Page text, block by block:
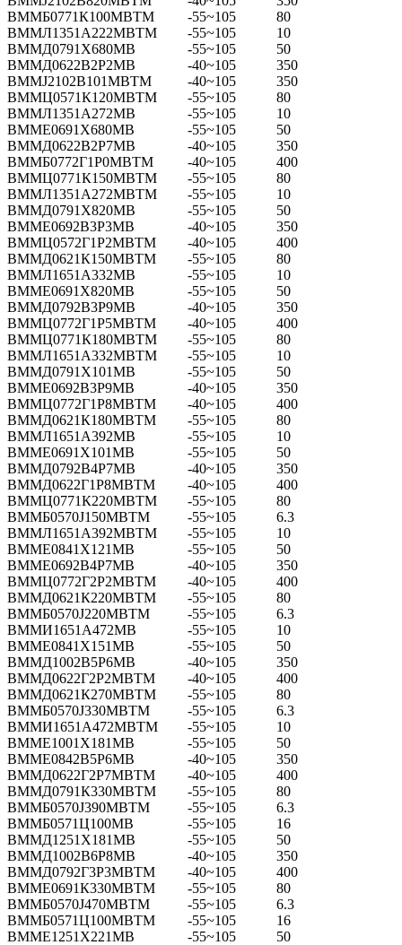
ВММБ0771К100МВТМ
-55~105
80
ВММЛ1351А222МВТМ
-55~105
10
ВММД0791Х680МВ
-55~105
50
ВММД0622В2Р2МВ
-40~105
350
ВММЈ2102В101МВТМ
-40~105
350
ВММЦ0571К120МВТМ
-55~105
80
ВММЛ1351А272МВ
-55~105
10
ВММЕ0691Х680МВ
-55~105
50
ВММД0622В2Р7МВ
-40~105
350
ВММБ0772Г1Р0МВТМ
-40~105
400
ВММЦ0771К150МВТМ
-55~105
80
ВММЛ1351А272МВТМ
-55~105
10
ВММД0791Х820МВ
-55~105
50
ВММЕ0692В3Р3МВ
-40~105
350
ВММЦ0572Г1Р2МВТМ
-40~105
400
ВММД0621К150МВТМ
-55~105
80
ВММЛ1651А332МВ
-55~105
10
ВММЕ0691Х820МВ
-55~105
50
ВММД0792В3Р9МВ
-40~105
350
ВММЦ0772Г1Р5МВТМ
-40~105
400
ВММЦ0771К180МВТМ
-55~105
80
ВММЛ1651А332МВТМ
-55~105
10
ВММД0791Х101МВ
-55~105
50
ВММЕ0692В3Р9МВ
-40~105
350
ВММЦ0772Г1Р8МВТМ
-40~105
400
ВММД0621К180МВТМ
-55~105
80
ВММЛ1651А392МВ
-55~105
10
ВММЕ0691Х101МВ
-55~105
50
ВММД0792В4Р7МВ
-40~105
350
ВММД0622Г1Р8МВТМ
-40~105
400
ВММЦ0771К220МВТМ
-55~105
80
ВММБ0570Ј150МВТМ
-55~105
6.3
ВММЛ1651А392МВТМ
-55~105
10
ВММЕ0841Х121МВ
-55~105
50
ВММЕ0692В4Р7МВ
-40~105
350
ВММЦ0772Г2Р2МВТМ
-40~105
400
ВММД0621К220МВТМ
-55~105
80
ВММБ0570Ј220МВТМ
-55~105
6.3
ВММИ1651А472МВ
-55~105
10
ВММЕ0841Х151МВ
-55~105
50
ВММД1002В5Р6МВ
-40~105
350
ВММД0622Г2Р2МВТМ
-40~105
400
ВММД0621К270МВТМ
-55~105
80
ВММБ0570Ј330МВТМ
-55~105
6.3
ВММИ1651А472МВТМ
-55~105
10
ВММЕ1001Х181МВ
-55~105
50
ВММЕ0842В5Р6МВ
-40~105
350
ВММД0622Г2Р7МВТМ
-40~105
400
ВММД0791К330МВТМ
-55~105
80
ВММБ0570Ј390МВТМ
-55~105
6.3
ВММБ0571Ц100МВ
-55~105
16
ВММД1251Х181МВ
-55~105
50
ВММД1002В6Р8МВ
-40~105
350
ВММД0792Г3Р3МВТМ
-40~105
400
ВММЕ0691К330МВТМ
-55~105
80
ВММБ0570Ј470МВТМ
-55~105
6.3
ВММБ0571Ц100МВТМ
-55~105
16
ВММЕ1251Х221МВ
-55~105
50